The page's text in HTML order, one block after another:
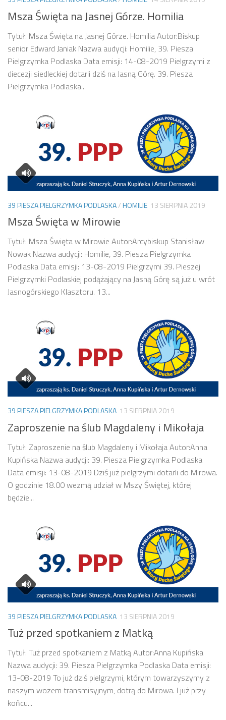
Msza Święta na Jasnej Górze. Homilia
Tytuł: Msza Święta na Jasnej Górze. Homilia Autor:Biskup
senior Edward Janiak Nazwa audycji: Homilie, 39. Piesza
Pielgrzymka Podlaska Data emisji: 14-08-2019 Pielgrzymi z
diecezji siedleckiej dotarli dziś na Jasną Górę. 39. Piesza
Pielgrzymka Podlaska...
39 PIESZA PIELGRZYMKA PODLASKA/HOMILIE 13 SIERPNIA 2019
Msza Święta w Mirowie
Tytuł: Msza Święta w Mirowie Autor:Arcybiskup Stanisław
Nowak Nazwa audycji: Homilie, 39. Piesza Pielgrzymka
Podlaska Data emisji: 13-08-2019 Pielgrzymi 39. Pieszej
Pielgrzymki Podlaskiej podążający na Jasną Górę są już u wrót
Jasnogórskiego Klasztoru. 13...
39 PIESZA PIELGRZYMKA PODLASKA 13 SIERPNIA 2019
Zaproszenie na ślub Magdaleny i Mikołaja
Tytuł: Zaproszenie na ślub Magdaleny i Mikołaja Autor:Anna
Kupińska Nazwa audycji: 39. Piesza Pielgrzymka Podlaska
Data emisji: 13-08-2019 Dziś już pielgrzymi dotarli do Mirowa.
O godzinie 18.00 wezmą udział w Mszy Świętej, której
będzie...
39 PIESZA PIELGRZYMKA PODLASKA 13 SIERPNIA 2019
Tuż przed spotkaniem z Matką
Tytuł: Tuż przed spotkaniem z Matką Autor:Anna Kupińska
Nazwa audycji: 39. Piesza Pielgrzymka Podlaska Data emisji:
13-08-2019 To już dziś pielgrzymi, którym towarzyszymy z
naszym wozem transmisyjnym, dotrą do Mirowa. I już przy
końcu...